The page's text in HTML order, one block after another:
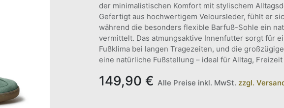
der minimalistischen Komfort mit stylischem
Gefertigt aus hochwertigem Veloursleder, fühlt er
während die besonders flexible Barfuß-Sohle ein
vermittelt. Das atmungsaktive Innenfutter sorgt für
Fußklima bei langen Tragezeiten, und die
eine natürliche Fußstellung – ideal für Alltag,
149,90 € Alle Preise inkl. MwSt. zzgl.